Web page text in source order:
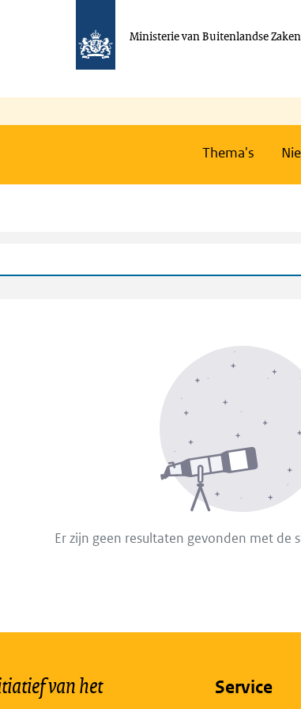
Ministerie van Buitenlandse Zaken
Thema's
Er zijn geen resultaten gevonden met de
van het
Service